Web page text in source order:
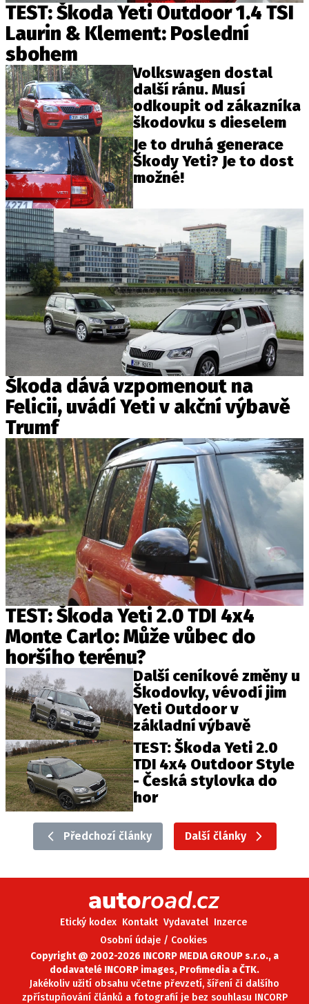
TEST: Škoda Yeti Outdoor 1.4 TSI
Laurin & Klement: Poslední
sbohem
Volkswagen dostal
další ránu. Musí
odkoupit od zákazníka
škodovku s dieselem
Je to druhá generace
Škody Yeti? Je to dost
možné!
Škoda dává vzpomenout na
Felicii, uvádí Yeti v akční výbavě
Trumf
TEST: Škoda Yeti 2.0 TDI 4x4
Monte Carlo: Může vůbec do
horšího terénu?
Další ceníkové změny u
Škodovky, vévodí jim
Yeti Outdoor v
základní výbavě
TEST: Škoda Yeti 2.0
TDI 4x4 Outdoor Style
- Česká stylovka do
hor
Předchozí články Další články
Etický kodex Kontakt Vydavatel Inzerce
Osobní údaje / Cookies
Copyright @ 2002-2026 INCORP MEDIA GROUP s.r.o., a
dodavatelé INCORP images, Profimedia a ČTK.
Jakékoliv užití obsahu včetne převzetí, šíření či dalšího
zpřístupňování článků a fotografií je bez souhlasu INCORP